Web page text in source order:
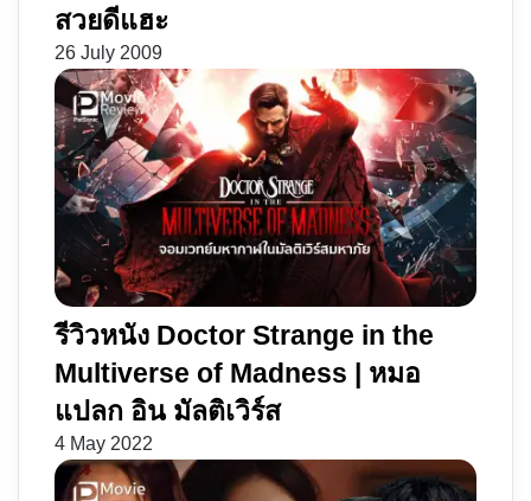
สวยดีแฮะ
26 July 2009
รีวิวหนัง Doctor Strange in the
Multiverse of Madness | หมอ
แปลก อิน มัลติเวิร์ส
4 May 2022